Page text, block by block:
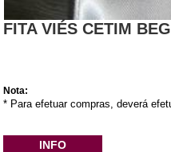
FITA VIÉS CETIM
Nota:
* Para efetuar compras, deverá
INFO